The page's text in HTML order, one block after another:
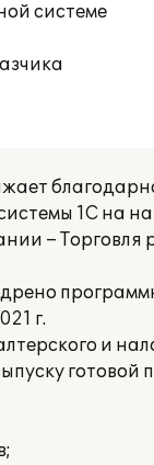
системе
1С на
–
г.
и
готовой